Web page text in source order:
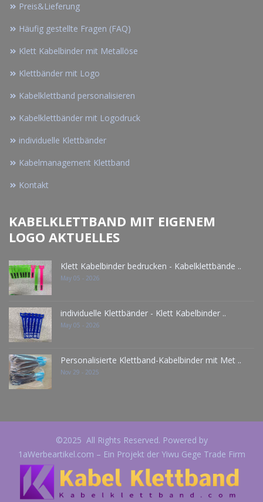
Preis&Lieferung
Häufig gestellte Fragen (FAQ)
Klett Kabelbinder mit Metallöse
Klettbänder mit Logo
Kabelklettband personalisieren
Kabelklettbänder mit Logodruck
individuelle Klettbänder
Kabelmanagement Klettband
Kontakt
KABELKLETTBAND MIT EIGENEM
LOGO AKTUELLES
Klett Kabelbinder bedrucken - Kabelklettbände ..
May 05 - 2026
individuelle Klettbänder - Klett Kabelbinder ..
May 05 - 2026
Personalisierte Klettband-Kabelbinder mit Met ..
Nov 29 - 2025
©2025 All Rights Reserved. Powered by
1aWerbeartikel.com – Ein Projekt der Yiwu Gege Trade Firm